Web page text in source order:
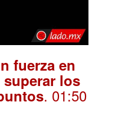
fuerza en
los
. 01:50